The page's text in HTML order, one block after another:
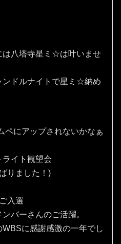
は八塔寺星ミ☆は叶いませ
ンドルナイトで星ミ☆納め
ペにアップされないかなぁ
イト観望会
りました！)
入選
バーさんのご活躍。
に感謝感激の一年でし